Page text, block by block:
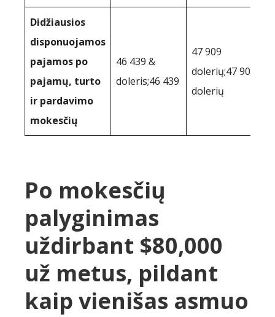
Didžiausios
disponuojamos
pajamos po
pajamų, turto
ir pardavimo
mokesčių
46 439 &
doleris;46 439
47 909
dolerių;47 909
dolerių
Po mokesčių
palyginimas
uždirbant $80,000
už metus, pildant
kaip vienišas asmuo